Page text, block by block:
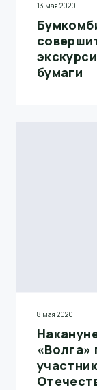
13 мая 2020
бумаги
8 мая 2020
«Волга»